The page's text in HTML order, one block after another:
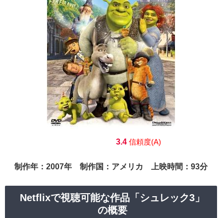
3.4信頼度(A)
制作年：2007年 制作国：アメリカ 上映時間：93分
Netflixで視聴可能な作品「シュレック3」
の概要